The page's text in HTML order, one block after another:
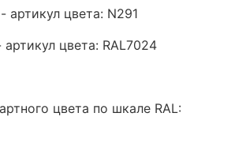
артикул цвета: N291
цвета: RAL7024
цвета по шкале RAL: